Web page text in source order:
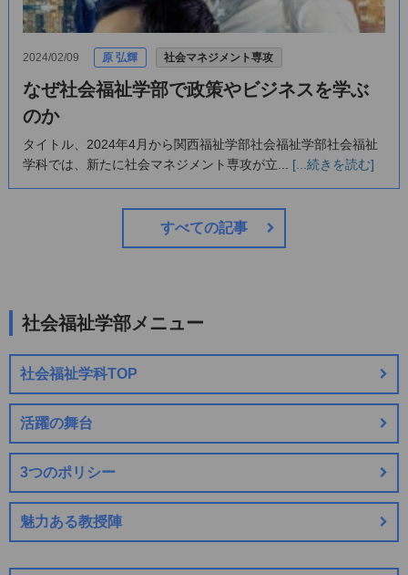
2024/02/09 原 弘輝 社会マネジメント専攻
なぜ社会福祉学部で政策やビジネスを学ぶ
のか
タイトル、2024年4月から関西福祉学部社会福祉学部社会福祉
学科では、新たに社会マネジメント専攻が立... [...続きを読む]
すべての記事
社会福祉学部メニュー
社会福祉学科TOP
活躍の舞台
3つのポリシー
魅力ある教授陣